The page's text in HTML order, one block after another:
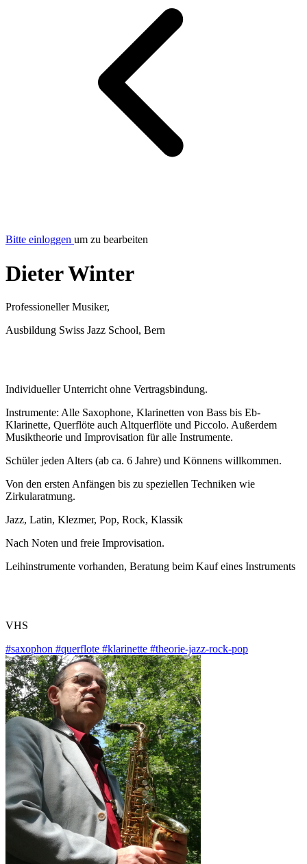
Bitte einloggen um zu bearbeiten
Dieter Winter
Professioneller Musiker,
Ausbildung Swiss Jazz School, Bern
Individueller Unterricht ohne Vertragsbindung.
Instrumente: Alle Saxophone, Klarinetten von Bass bis Eb-
Klarinette, Querflöte auch Altquerflöte und Piccolo. Außerdem
Musiktheorie und Improvisation für alle Instrumente.
Schüler jeden Alters (ab ca. 6 Jahre) und Könnens willkommen.
Von den ersten Anfängen bis zu speziellen Techniken wie
Zirkularatmung.
Jazz, Latin, Klezmer, Pop, Rock, Klassik
Nach Noten und freie Improvisation.
Leihinstrumente vorhanden, Beratung beim Kauf eines Instruments
VHS
#saxophon #querflote #klarinette #theorie-jazz-rock-pop